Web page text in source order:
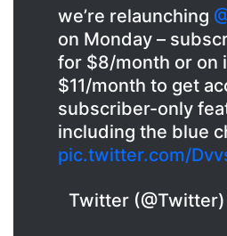
we’re relaunching
on Monday –
for $8/month or on
$11/month to get
subscriber-only
including the blue
pic.twitter.com/